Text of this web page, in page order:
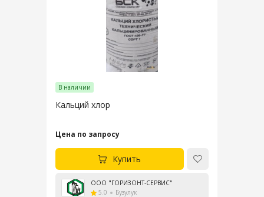
В наличии
Кальций хлор
Цена по запросу
Купить
ООО "ГОРИЗОНТ-СЕРВИС"
5.0
Бузулук